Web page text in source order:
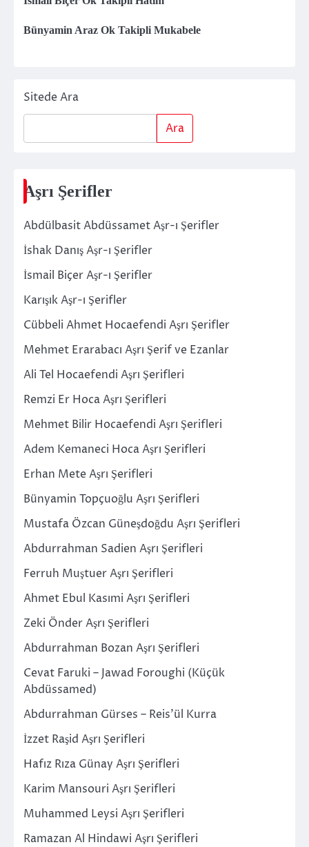
Bünyamin Araz Ok Takipli Mukabele
Sitede Ara
Ara
Aşrı Şerifler
Abdülbasit Abdüssamet Aşr-ı Şerifler
İshak Danış Aşr-ı Şerifler
İsmail Biçer Aşr-ı Şerifler
Karışık Aşr-ı Şerifler
Cübbeli Ahmet Hocaefendi Aşrı Şerifler
Mehmet Erarabacı Aşrı Şerif ve Ezanlar
Ali Tel Hocaefendi Aşrı Şerifleri
Remzi Er Hoca Aşrı Şerifleri
Mehmet Bilir Hocaefendi Aşrı Şerifleri
Adem Kemaneci Hoca Aşrı Şerifleri
Erhan Mete Aşrı Şerifleri
Bünyamin Topçuoğlu Aşrı Şerifleri
Mustafa Özcan Güneşdoğdu Aşrı Şerifleri
Abdurrahman Sadien Aşrı Şerifleri
Ferruh Muştuer Aşrı Şerifleri
Ahmet Ebul Kasımi Aşrı Şerifleri
Zeki Önder Aşrı Şerifleri
Abdurrahman Bozan Aşrı Şerifleri
Cevat Faruki – Jawad Foroughi (Küçük
Abdüssamed)
Abdurrahman Gürses – Reis’ül Kurra
İzzet Raşid Aşrı Şerifleri
Hafız Rıza Günay Aşrı Şerifleri
Karim Mansouri Aşrı Şerifleri
Muhammed Leysi Aşrı Şerifleri
Ramazan Al Hindawi Aşrı Şerifleri